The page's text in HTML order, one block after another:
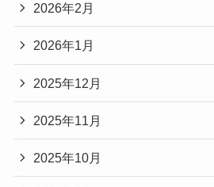
2026年2月
2026年1月
2025年12月
2025年11月
2025年10月